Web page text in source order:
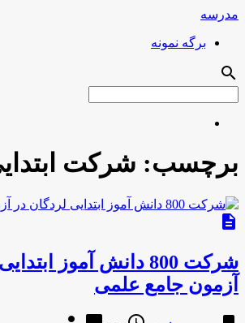
مدرسه
برگه نمونه
search
برچسب: شرکت
description
شرکت 800 دانش آموز
آزمون جامع علمی